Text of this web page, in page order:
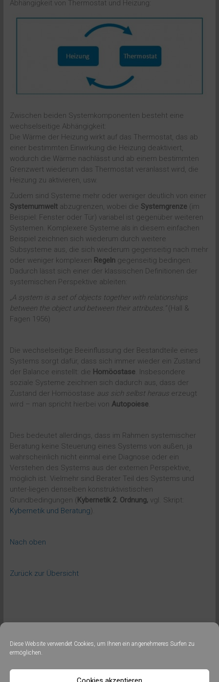
Diese Website verwendet Cookies, um Ihnen ein angenehmeres Surfen zu
ermöglichen.
Abhängigkeit von Thermostat und Heizung:
Zwischen beiden Systemkomponenten besteht eine
wechselseitige Abhängigkeit:
Die Wärme der Heizung wirkt auf das Thermostat, das ab
einer bestimmten Einwirkung die Heizung deaktiviert,
wodurch die Wärme nachlässt und ab einem bestimmten
Grenzwert wiederum das Thermostat veranlasst wird, die
Heizung zu aktivieren, usw.
Zudem sind Systeme mehr oder weniger deutlich von einer
Systemumweltabzugrenzen, wobei die Systemgrenze(im
Beispiel: Fenster oder Tür) variabel ist gegenüber weiteren
Systemen. Komplexere Systeme als in diesem einfachen
Beispiel zeichnen sich wiederum durch weitere
Subsysteme aus, die sich wiederum gegenseitig nach mehr
oder weniger komplexen Regelngegenseitig bedingen.
Dadurch lässt sich einer der klassischen Definitionen der
systemischen Perspektive ableiten:
„A system is a set of objects together with relationships
between the object und between their attributes.“(Hall &
Fagen 1956)
Die wechselseitige Beeinflussung der Bestandteile eines
Systems sorgt dafür, dass sich immer wieder ein Zustand
der Balance einstellt: die Homöostase. Insbesondere
soziale Systeme zeichnen sich dadurch aus, dass der
Zustand der Homöostase aus sich selbst herauserzeugt
wird – man spricht hierbei von Autopoiese.
Dies bedeutet allerdings, dass im Rahmen systemischer
Beratung keine Steuerung eines Systems von außen, ja
wahrscheinlich nicht einmal eine Diagnose oder ein
Verstehen des Systems aus der externen Perspektive,
möglich ist. Vielmehr sind Berater Teil des Systems und
unter-liegen denselben konstruktivistischen
Grundbedingungen ( Kybernetik 2. Ordnung, vgl. Skript:
Kybernetik und Beratung).
Nach oben
Zurück zur Übersicht
Sozialpsychologie: Soziale Interaktion